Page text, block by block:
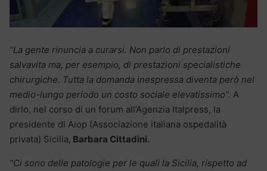
“La gente rinuncia a curarsi. Non parlo di prestazioni
salvavita ma, per esempio, di prestazioni specialistiche
chirurgiche. Tutta la domanda inespressa diventa però nel
medio-lungo periodo un costo sociale elevatissimo”. A
dirlo, nel corso di un forum all’Agenzia Italpress, la
presidente di Aiop (Associazione italiana ospedalità
privata) Sicilia, Barbara Cittadini.
“Ci sono delle patologie per le quali la Sicilia, rispetto ad